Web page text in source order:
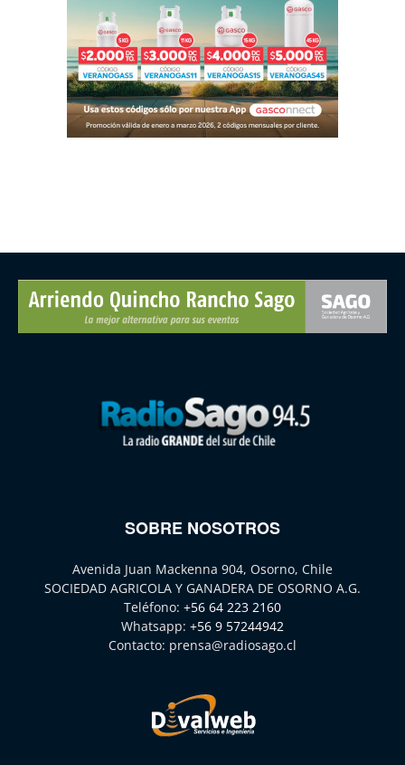
SOBRE NOSOTROS
Avenida Juan Mackenna 904, Osorno, Chile
SOCIEDAD AGRICOLA Y GANADERA DE OSORNO A.G.
Teléfono: +56 64 223 2160
Whatsapp: +56 9 57244942
Contacto: prensa@radiosago.cl